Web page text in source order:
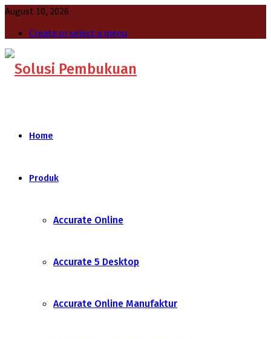
August 10, 2026
Create or select a menu
Home
Produk
Accurate Online
Accurate 5 Desktop
Accurate Online Manufaktur